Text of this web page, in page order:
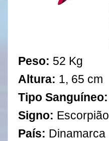
Peso: 52 Kg
Altura: 1, 65 cm
Tipo Sanguíneo:
Signo: Escorpião
País: Dinamarca